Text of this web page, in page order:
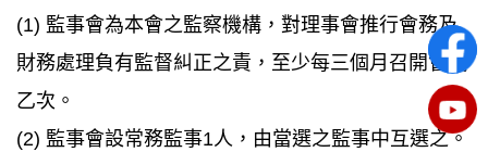
(1) 監事會為本會之監察機構，對理事會推行會務及
財務處理負有監督糾正之責，至少每三個月召開會議
乙次。
(2) 監事會設常務監事1人，由當選之監事中互選之。